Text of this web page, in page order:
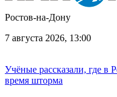
Ростов-на-Дону
7 августа 2026, 13:00
Учёные рассказали, где в
время шторма